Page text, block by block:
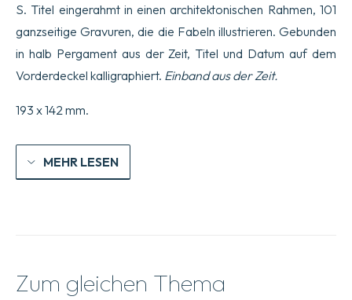
S. Titel eingerahmt in einen architektonischen Rahmen, 101
ganzseitige Gravuren, die die Fabeln illustrieren. Gebunden
in halb Pergament aus der Zeit, Titel und Datum auf dem
Vorderdeckel kalligraphiert. Einband aus der Zeit.
193 x 142 mm.
MEHR LESEN
Zum gleichen Thema